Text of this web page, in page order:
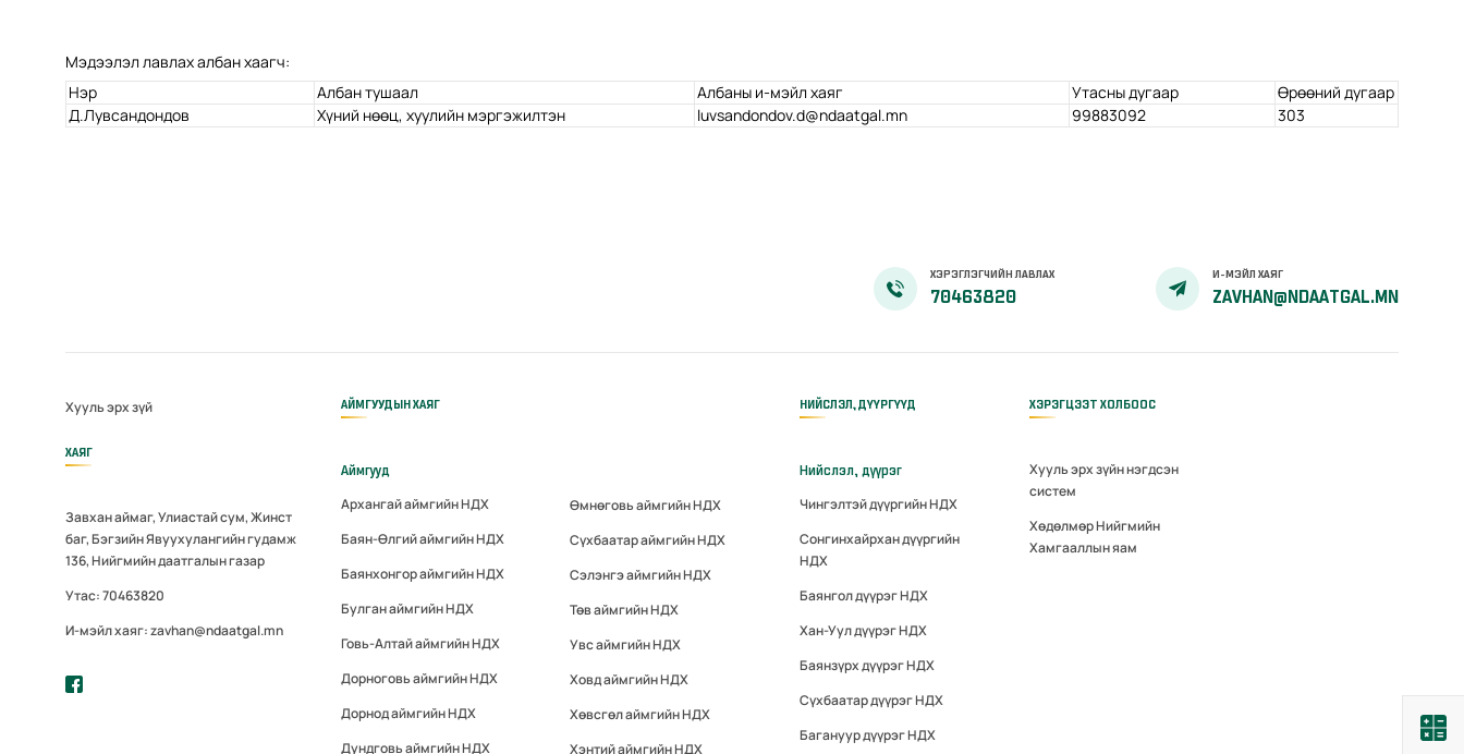
Мэдээлэл лавлах албан хаагч:
Нэр
Албан тушаал Албаны и-мэйл хаяг Утасны дугаар
Өрөөний дугаар
Д.Лувсандондов
Хүний нөөц, хуулийн мэргэжилтэн luvsandondov.d@ndaatgal.mn 99883092 303
ХЭРЭГЛЭГЧИЙН ЛАВЛАХ
70463820
И-МЭЙЛ ХАЯГ
ZAVHAN@NDAATGAL.MN
Хууль эрх зүй
ХАЯГ
Завхан аймаг, Улиастай сум, Жинст
баг, Бэгзийн Явуухулангийн гудамж
136, Нийгмийн даатгалын газар
Утас: 70463820
И-мэйл хаяг: zavhan@ndaatgal.mn
АЙМГУУДЫН ХАЯГ
Аймгууд
Архангай аймгийн НДХ
Баян-Өлгий аймгийн НДХ
Баянхонгор аймгийн НДХ
Булган аймгийн НДХ
Говь-Алтай аймгийн НДХ
Дорноговь аймгийн НДХ
Дорнод аймгийн НДХ
Дундговь аймгийн НДХ
Өмнөговь аймгийн НДХ
Сүхбаатар аймгийн НДХ
Сэлэнгэ аймгийн НДХ
Төв аймгийн НДХ
Увс аймгийн НДХ
Ховд аймгийн НДХ
Хөвсгөл аймгийн НДХ
Хэнтий аймгийн НДХ
НИЙСЛЭЛ, ДҮҮРГҮҮД
Нийслэл, дүүрэг
Чингэлтэй дүүргийн НДХ
Сонгинхайрхан дүүргийн
НДХ
Баянгол дүүрэг НДХ
Хан-Уул дүүрэг НДХ
Баянзүрх дүүрэг НДХ
Сүхбаатар дүүрэг НДХ
Багануур дүүрэг НДХ
ХЭРЭГЦЭЭТ ХОЛБООС
Хууль эрх зүйн нэгдсэн
систем
Хөдөлмөр Нийгмийн
Хамгааллын яам